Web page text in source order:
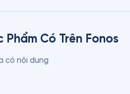
Phẩm Có Trên Fonos
có nội dung